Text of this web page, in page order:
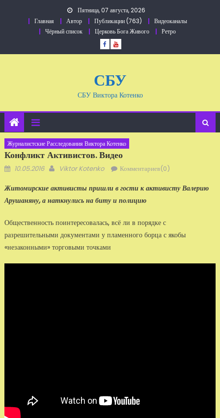
Пятница, 07 августа, 2026
Главная
Автор Публикации (763)
Видеоканалы
Чёрный список
Церковь Бога Живого Ретро
СБУ
СБУ Виктора Котенко
Журналистские Расследования Виктора Котенко
Конфликт Активистов. Видео
Добавлено
10.05.2016 Автор
Viktor Kotenko Комментариев(0)
Житомирские активисты пришли в гости к активисту Валерию
Арушаняну, а наткнулись на биту и полицию
Общественность поинтересовалась, всё ли в порядке с
разрешительными документами у пламенного борца с якобы
«незаконными» торговыми точками